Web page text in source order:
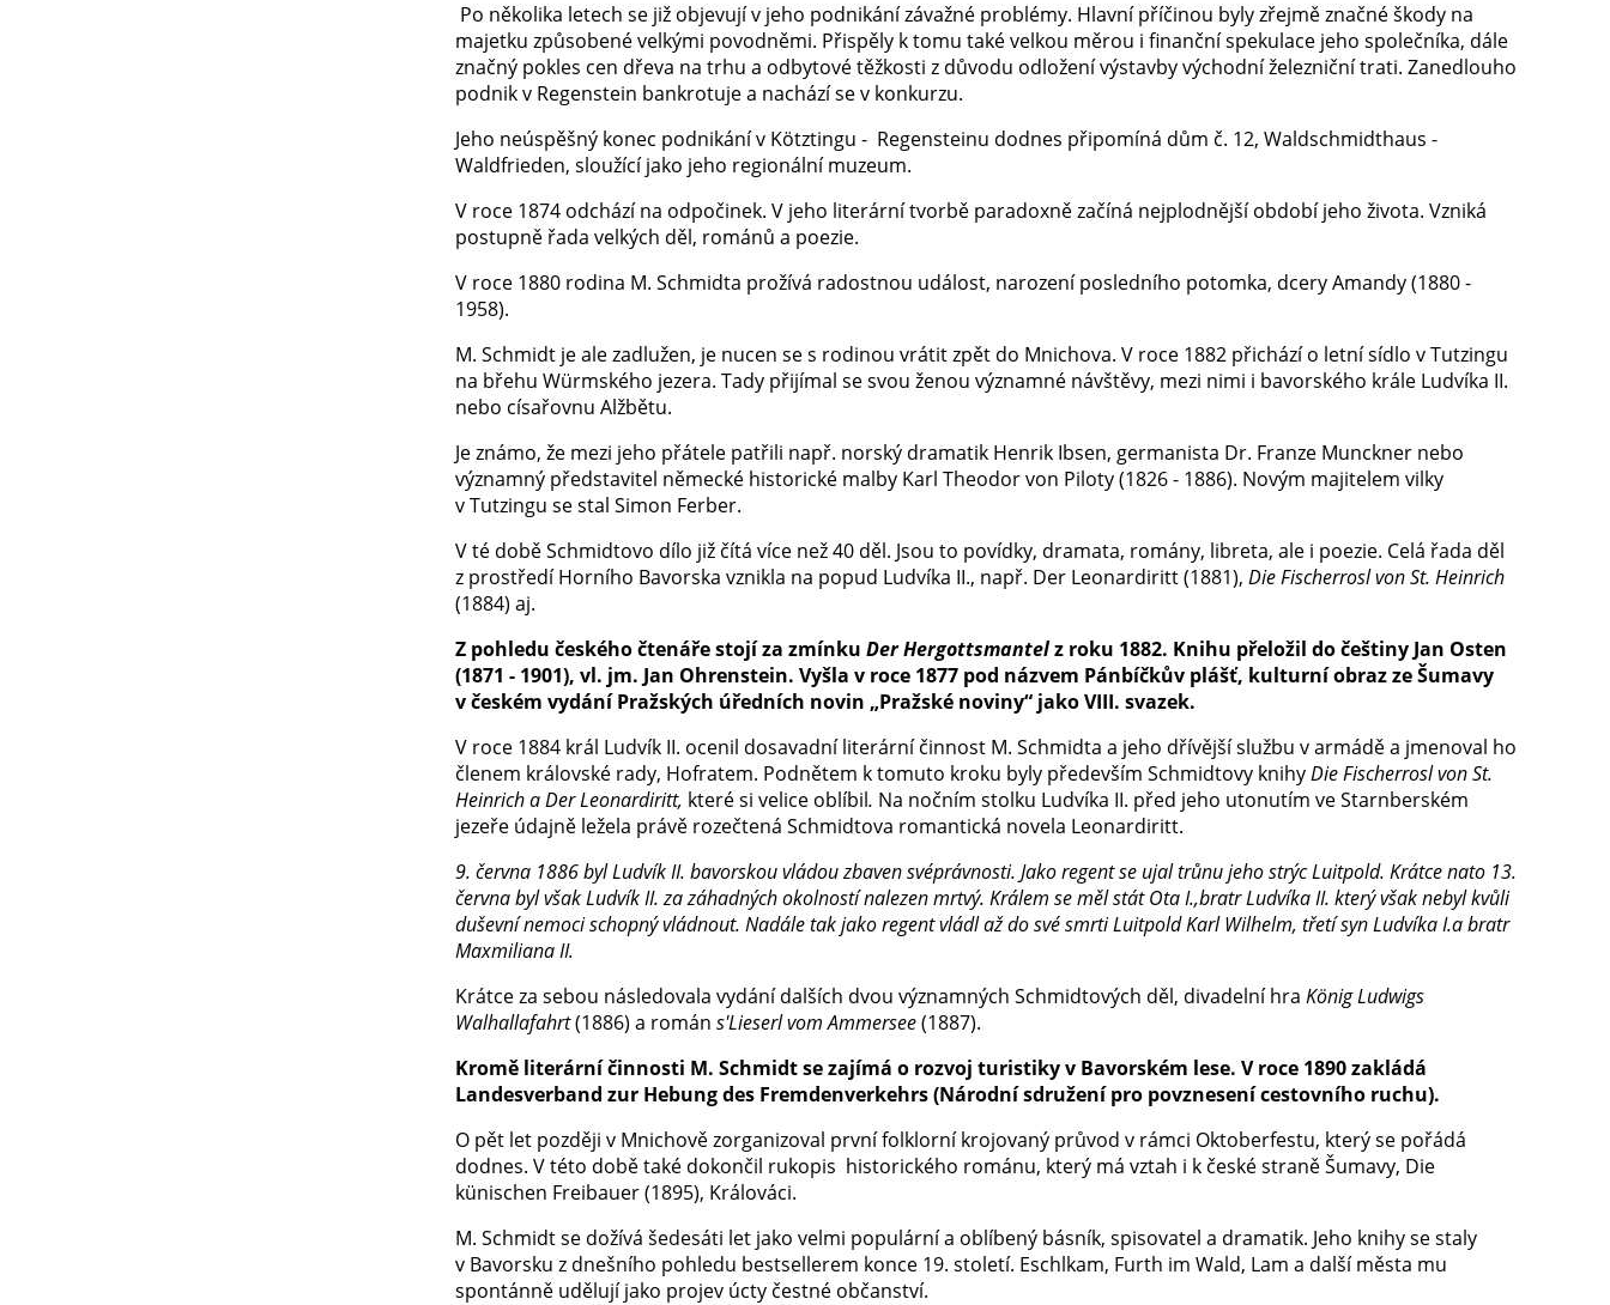
Po několika letech se již objevují v jeho podnikání závažné problémy. Hlavní příčinou byly zřejmě značné škody na
majetku způsobené velkými povodněmi. Přispěly k tomu také velkou měrou i finanční spekulace jeho společníka, dále
značný pokles cen dřeva na trhu a odbytové těžkosti z důvodu odložení výstavby východní železniční trati. Zanedlouho
podnik v Regenstein bankrotuje a nachází se v konkurzu.
Jeho neúspěšný konec podnikání v Kötztingu - Regensteinu dodnes připomíná dům č. 12, Waldschmidthaus -
Waldfrieden, sloužící jako jeho regionální muzeum.
V roce 1874 odchází na odpočinek. V jeho literární tvorbě paradoxně začíná nejplodnější období jeho života. Vzniká
postupně řada velkých děl, románů a poezie.
V roce 1880 rodina M. Schmidta prožívá radostnou událost, narození posledního potomka, dcery Amandy (1880 -
1958).
M. Schmidt je ale zadlužen, je nucen se s rodinou vrátit zpět do Mnichova. V roce 1882 přichází o letní sídlo v Tutzingu
na břehu Würmského jezera. Tady přijímal se svou ženou významné návštěvy, mezi nimi i bavorského krále Ludvíka II.
nebo císařovnu Alžbětu.
Je známo, že mezi jeho přátele patřili např. norský dramatik Henrik Ibsen, germanista Dr. Franze Munckner nebo
významný představitel německé historické malby Karl Theodor von Piloty (1826 - 1886). Novým majitelem vilky
v Tutzingu se stal Simon Ferber.
V té době Schmidtovo dílo již čítá více než 40 děl. Jsou to povídky, dramata, romány, libreta, ale i poezie. Celá řada děl
z prostředí Horního Bavorska vznikla na popud Ludvíka II., např. Der Leonardiritt (1881), Die Fischerrosl von St. Heinrich
(1884) aj.
Z pohledu českého čtenáře stojí za zmínku Der Hergottsmantelz roku 1882. Knihu přeložil do češtiny Jan Osten
(1871 - 1901), vl. jm. Jan Ohrenstein. Vyšla v roce 1877 pod názvem Pánbíčkův plášť, kulturní obraz ze Šumavy
v českém vydání Pražských úředních novin „Pražské noviny“ jako VIII. svazek.
V roce 1884 král Ludvík II. ocenil dosavadní literární činnost M. Schmidta a jeho dřívější službu v armádě a jmenoval ho
členem královské rady, Hofratem. Podnětem k tomuto kroku byly především Schmidtovy knihyDie Fischerrosl von St.
Heinrich a Der Leonardiritt, které si velice oblíbil. Na nočním stolku Ludvíka II. před jeho utonutím ve Starnberském
jezeře údajně ležela právě rozečtená Schmidtova romantická novela Leonardiritt.
9. června 1886byl Ludvík II. bavorskou vládou zbaven svéprávnosti. Jakoregentse ujal trůnu jeho strýcLuitpold. Krátce nato 13.
červnabyl však Ludvík II. za záhadných okolností nalezen mrtvý. Králem se měl státOta I.,bratr Ludvíka II. který však nebyl kvůli
duševní nemoci schopný vládnout. Nadále tak jako regent vládl až do své smrti Luitpold Karl Wilhelm, třetí syn Ludvíka I.a bratr
Maxmiliana II.
Krátce za sebou následovala vydání dalších dvou významných Schmidtových děl, divadelní hra König Ludwigs
Walhallafahrt(1886) a román s'Lieserl vom Ammersee(1887).
Kromě literární činnosti M. Schmidt se zajímá o rozvoj turistiky v Bavorském lese. V roce 1890 zakládá
Landesverband zur Hebung des Fremdenverkehrs (Národní sdružení pro povznesení cestovního ruchu).
O pět let později v Mnichově zorganizoval první folklorní krojovaný průvod v rámci Oktoberfestu, který se pořádá
dodnes. V této době také dokončil rukopis historického románu, který má vztah i k české straně Šumavy, Die
künischen Freibauer (1895), Králováci.
M. Schmidt se dožívá šedesáti let jako velmi populární a oblíbený básník, spisovatel a dramatik. Jeho knihy se staly
v Bavorsku z dnešního pohledu bestsellerem konce 19. století. Eschlkam, Furth im Wald, Lam a další města mu
spontánně udělují jako projev úcty čestné občanství.